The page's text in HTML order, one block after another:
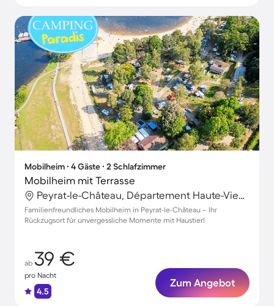
Mobilheim ∙ 4 Gäste ∙ 2 Schlafzimmer
Mobilheim mit Terrasse
Peyrat-le-Château, Département Haute-Vienne, Frankreich
Familienfreundliches Mobilheim in Peyrat-le-Château – Ihr
Rückzugsort für unvergessliche Momente mit Haustier!
ab 39 €
pro Nacht
4.5
Zum Angebot